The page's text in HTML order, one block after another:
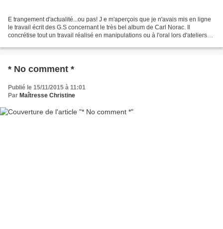
E trangement d'actualité...ou pas! J e m'aperçois que je n'avais mis en ligne
le travail écrit des G.S concernant le très bel album de Carl Norac. Il
concrétise tout un travail réalisé en manipulations ou à l'oral lors d'ateliers
* No comment *
Publié le 15/11/2015 à 11:01
Par Maîtresse Christine